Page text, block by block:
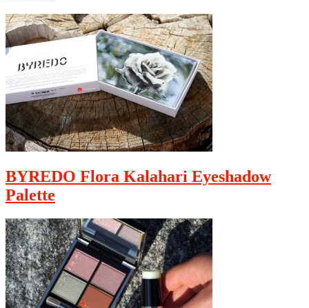
BYREDO Flora Kalahari Eyeshadow
Palette